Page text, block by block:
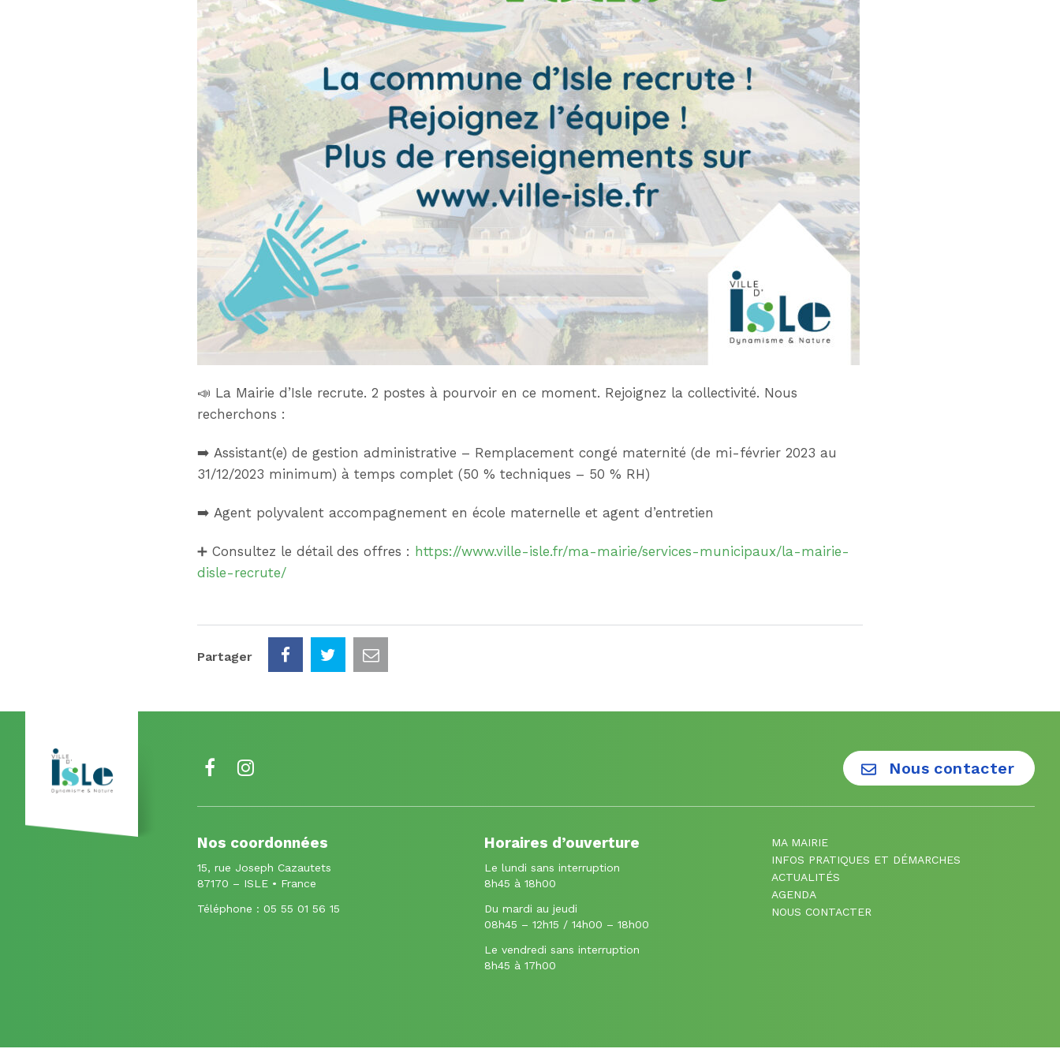
📣 La Mairie d’Isle recrute. 2 postes à pourvoir en ce moment. Rejoignez la collectivité. Nous
recherchons :
➡️ Assistant(e) de gestion administrative – Remplacement congé maternité (de mi-février 2023 au
31/12/2023 minimum) à temps complet (50 % techniques – 50 % RH)
➡️ Agent polyvalent accompagnement en école maternelle et agent d’entretien
➕ Consultez le détail des offres : https://www.ville-isle.fr/ma-mairie/services-municipaux/la-mairie-
disle-recrute/
Partager
Lien
compte
Facebook
compte
Instagram
Nous contacter
Nos coordonnées
15, rue Joseph Cazautets
87170 – ISLE • France
Téléphone :05 55 01 56 15
Horaires d’ouverture
Le lundi sans interruption
8h45 à 18h00
Du mardi au jeudi
08h45 – 12h15 / 14h00 – 18h00
Le vendredi sans interruption
8h45 à 17h00
MA MAIRIE
INFOS PRATIQUES ET DÉMARCHES
ACTUALITÉS
AGENDA
NOUS CONTACTER